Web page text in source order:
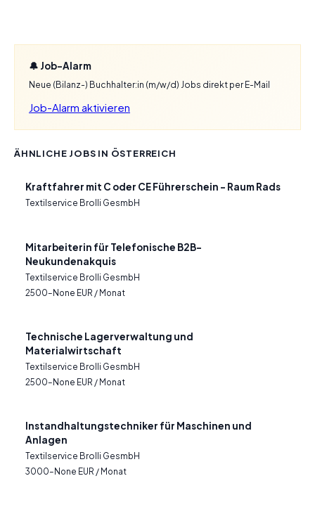
🔔 Job-Alarm
Neue (Bilanz-) Buchhalter:in (m/w/d) Jobs direkt per E-Mail
Job-Alarm aktivieren
ÄHNLICHE JOBS IN ÖSTERREICH
Kraftfahrer mit C oder CE Führerschein – Raum Rads
Textilservice Brolli GesmbH
Mitarbeiterin für Telefonische B2B-
Neukundenakquis
Textilservice Brolli GesmbH
2500–None EUR / Monat
Technische Lagerverwaltung und
Materialwirtschaft
Textilservice Brolli GesmbH
2500–None EUR / Monat
Instandhaltungstechniker für Maschinen und
Anlagen
Textilservice Brolli GesmbH
3000–None EUR / Monat